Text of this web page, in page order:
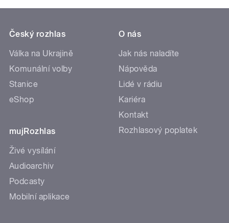
Český rozhlas
Válka na Ukrajině
Komunální volby
Stanice
eShop
mujRozhlas
Živé vysílání
Audioarchiv
Podcasty
Mobilní aplikace
O nás
Jak nás naladíte
Nápověda
Lidé v rádiu
Kariéra
Kontakt
Rozhlasový poplatek